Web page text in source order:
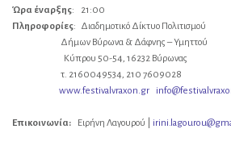
Ώρα έναρξης: 21:00
Πληροφορίες: Διαδημοτικό Δίκτυο Πολιτισμού
Δήμων Βύρωνα & Δάφνης – Υμηττού
Κύπρου 50-54, 16232 Βύρωνας
τ. 2160049534, 210 7609028
www.festivalvraxon.gr
Επικοινωνία: Ειρήνη Λαγουρού |